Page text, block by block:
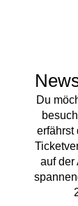
Du
erfährst
auf der